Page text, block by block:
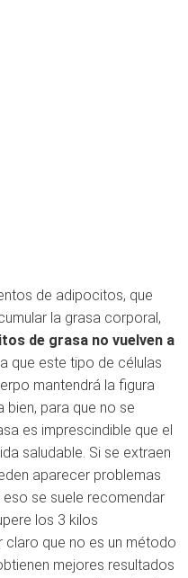
de adipocitos, que
la grasa corporal,
de grasa no vuelven a
que este tipo de células
mantendrá la figura
bien, para que no se
es imprescindible que el
saludable. Si se extraen
aparecer problemas
se suele recomendar
los 3 kilos
claro que no es un método
mejores resultados